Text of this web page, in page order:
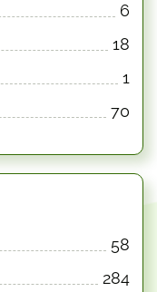
6
18
1
70
58
284